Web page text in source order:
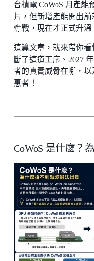
台積電 CoWoS 月產能
片，但新增產能開出
奪戰，現在才正式升溫
這篇文章，就來帶你看
斷了這道工序、2027
者的真實威脅在哪，
惠者！
CoWoS 是什麼？